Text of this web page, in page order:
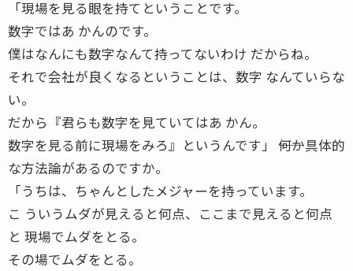
「現場を見る眼を持てということです。
数字ではあ かんのです。
僕はなんにも数字なんて持ってないわけ だからね。
それで会社が良くなるということは、数字 なんていらな
い。
だから『君らも数字を見ていてはあ かん。
数字を見る前に現場をみろ』というんです」 ――何か具体的
な方法論があるのですか。
「うちは、ちゃんとしたメジャーを持っています。
こ ういうムダが見えると何点、ここまで見えると何点
と 現場でムダをとる。
その場でムダをとる。